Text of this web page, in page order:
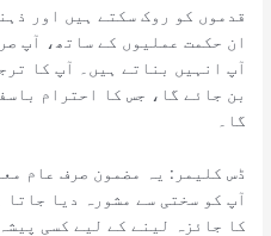
قدموں کو روک سکتے ہیں اور
ان حکمت عملیوں کے ساتھ، آپ
آپ انہیں بناتے ہیں۔ آپ کا
بن جائے گا، جس کا احترام
گا۔
ڈس کلیمر: یہ مضمون صرف عام
آپ کو سختی سے مشورہ دیا
کا جائزہ لینے کے لیے کسی